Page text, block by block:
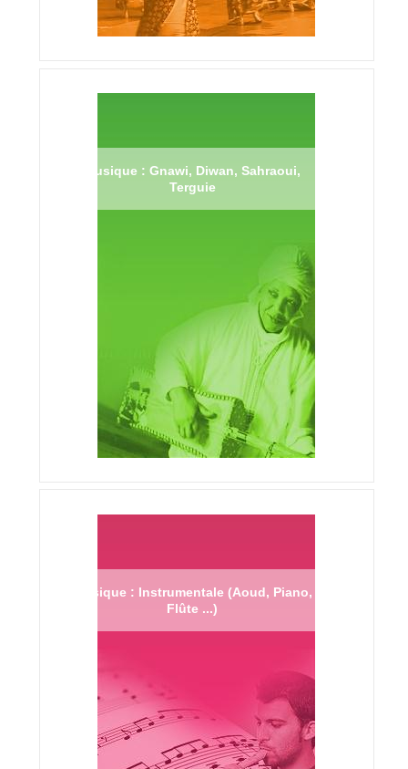
Musique : Gnawi, Diwan, Sahraoui,
Terguie
Musique : Instrumentale (Aoud, Piano,
Flûte ...)